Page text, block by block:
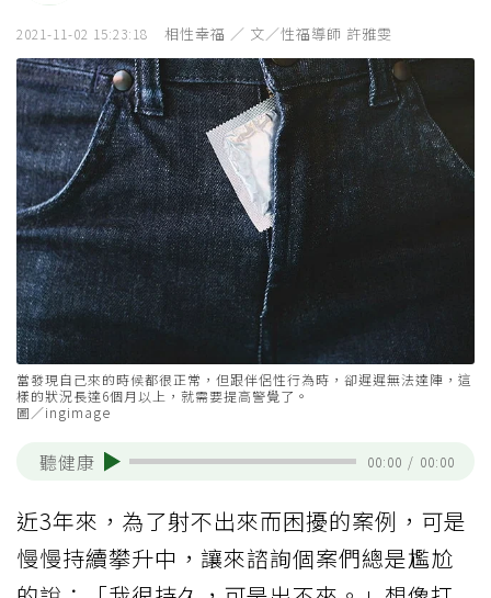
2021-11-02 15:23:18 相性幸福 ／ 文／性福導師 許雅雯
當發現自己來的時候都很正常，但跟伴侶性行為時，卻遲遲無法達陣，這
樣的狀況長達6個月以上，就需要提高警覺了。
圖／ingimage
聽健康 00:00 / 00:00
近3年來，為了射不出來而困擾的案例，可是
慢慢持續攀升中，讓來諮詢個案們總是尷尬